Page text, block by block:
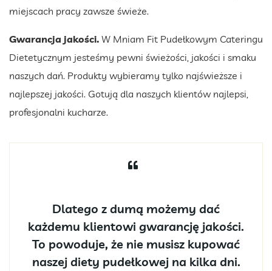
miejscach pracy zawsze świeże.
Gwarancja jakości. W Mniam Fit Pudełkowym Cateringu
Dietetycznym jesteśmy pewni świeżości, jakości i smaku
naszych dań. Produkty wybieramy tylko najświeższe i
najlepszej jakości. Gotują dla naszych klientów najlepsi,
profesjonalni kucharze.
Dlatego z dumą możemy dać
każdemu klientowi gwarancję jakości.
To powoduje, że nie musisz kupować
naszej diety pudełkowej na kilka dni.